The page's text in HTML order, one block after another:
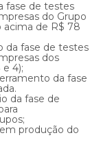
fase de testes
do Grupo
acima de R$ 78
da fase de testes
dos
4);
da fase
da fase de
produção do